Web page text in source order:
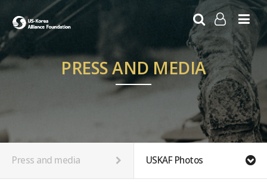
LOG IN
SIGN UP
PRESS AND MEDIA
Press and media USKAF Photos